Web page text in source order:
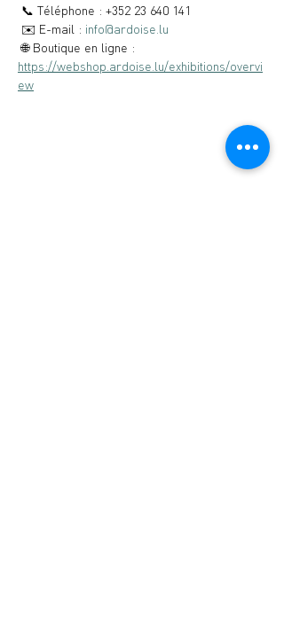
📞 Téléphone : +352 23 640 141
✉️ E-mail : info@ardoise.lu
🌐 Boutique en ligne :
https://webshop.ardoise.lu/exhibitions/overvi
ew